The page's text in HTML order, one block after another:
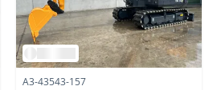
A3-43543-157